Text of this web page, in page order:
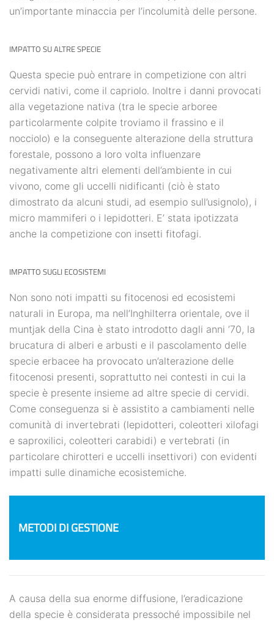
un’importante minaccia per l’incolumità delle persone.
IMPATTO SU ALTRE SPECIE
Questa specie può entrare in competizione con altri
cervidi nativi, come il capriolo. Inoltre i danni provocati
alla vegetazione nativa (tra le specie arboree
particolarmente colpite troviamo il frassino e il
nocciolo) e la conseguente alterazione della struttura
forestale, possono a loro volta influenzare
negativamente altri elementi dell’ambiente in cui
vivono, come gli uccelli nidificanti (ciò è stato
dimostrato da alcuni studi, ad esempio sull’usignolo), i
micro mammiferi o i lepidotteri. E’ stata ipotizzata
anche la competizione con insetti fitofagi.
IMPATTO SUGLI ECOSISTEMI
Non sono noti impatti su fitocenosi ed ecosistemi
naturali in Europa, ma nell’Inghilterra orientale, ove il
muntjak della Cina è stato introdotto dagli anni ’70, la
brucatura di alberi e arbusti e il pascolamento delle
specie erbacee ha provocato un’alterazione delle
fitocenosi presenti, soprattutto nei contesti in cui la
specie è presente insieme ad altre specie di cervidi.
Come conseguenza si è assistito a cambiamenti nelle
comunità di invertebrati (lepidotteri, coleotteri xilofagi
e saproxilici, coleotteri carabidi) e vertebrati (in
particolare chirotteri e uccelli insettivori) con evidenti
impatti sulle dinamiche ecosistemiche.
METODI DI GESTIONE
A causa della sua enorme diffusione, l’eradicazione
della specie è considerata pressoché impossibile nel